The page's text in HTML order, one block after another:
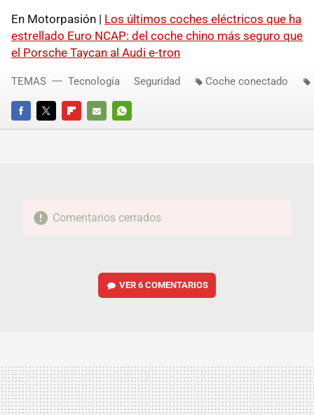
En Motorpasión | Los últimos coches eléctricos que ha
estrellado Euro NCAP: del coche chino más seguro que
el Porsche Taycan al Audi e-tron
FACEBOOKTWITTERFLIPBOARD
E-
WHATSAPP
TEMAS Tecnología Seguridad Coche conectado
Comentarios cerrados
VER6 COMENTARIOS